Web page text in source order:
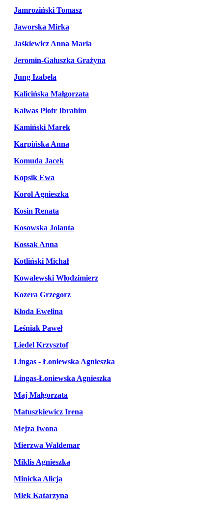
Jamroziński Tomasz
Jaworska Mirka
Jaśkiewicz Anna Maria
Jeromin-Gałuszka Grażyna
Jung Izabela
Kalicińska Małgorzata
Kalwas Piotr Ibrahim
Kamiński Marek
Karpińska Anna
Komuda Jacek
Kopsik Ewa
Korol Agnieszka
Kosin Renata
Kosowska Jolanta
Kossak Anna
Kotliński Michał
Kowalewski Włodzimierz
Kozera Grzegorz
Kłoda Ewelina
Leśniak Paweł
Liedel Krzysztof
Lingas - Łoniewska Agnieszka
Lingas-Łoniewska Agnieszka
Maj Małgorzata
Matuszkiewicz Irena
Mejza Iwona
Mierzwa Waldemar
Miklis Agnieszka
Minicka Alicja
Mlek Katarzyna